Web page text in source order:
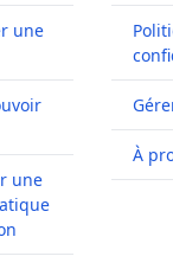
une
une
À